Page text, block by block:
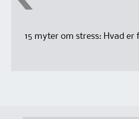
navigation
15 myter om stress: Hvad er